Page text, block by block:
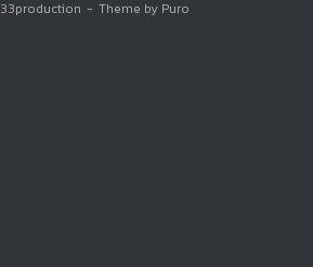
33production Theme by Puro